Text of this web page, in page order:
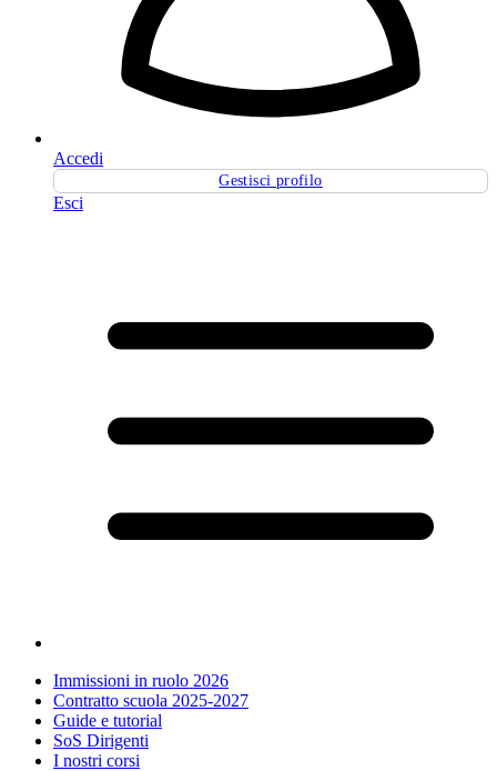
Accedi
Gestisci profilo
Esci
Immissioni in ruolo 2026
Contratto scuola 2025-2027
Guide e tutorial
SoS Dirigenti
I nostri corsi